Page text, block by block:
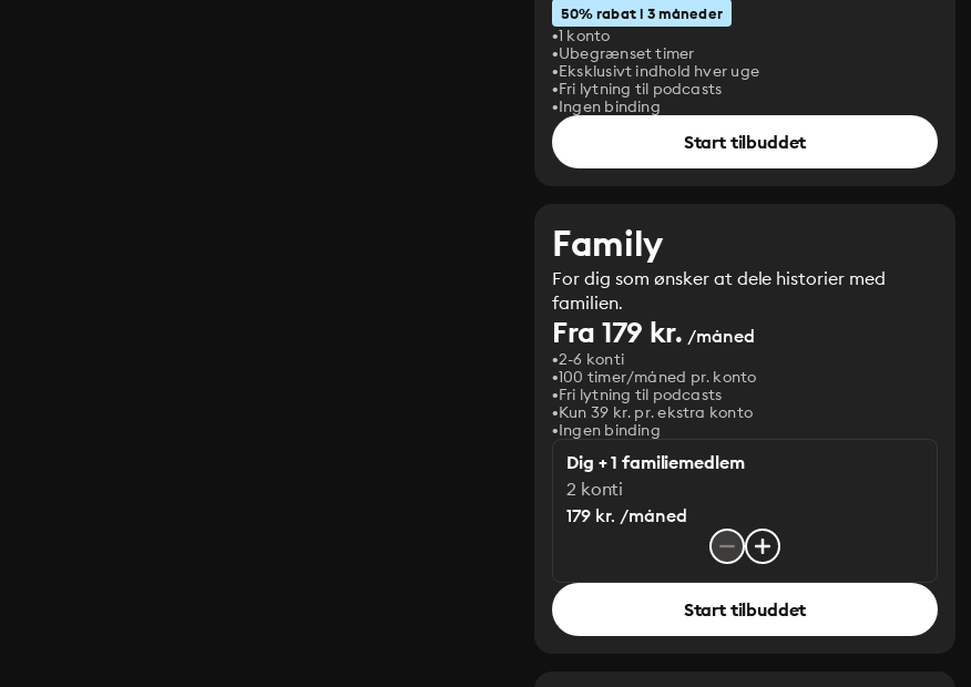
50% rabat i 3 måneder
1 konto
Ubegrænset timer
Eksklusivt indhold hver uge
Fri lytning til podcasts
Ingen binding
Start tilbuddet
Family
For dig som ønsker at dele historier med
familien.
Fra 179 kr. /måned
2-6 konti
100 timer/måned pr. konto
Fri lytning til podcasts
Kun 39 kr. pr. ekstra konto
Ingen binding
Dig + 1 familiemedlem
2 konti
179 kr. /måned
Start tilbuddet